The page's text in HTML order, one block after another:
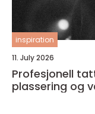
inspiration
11. July 2026
Profesjonell
plassering og